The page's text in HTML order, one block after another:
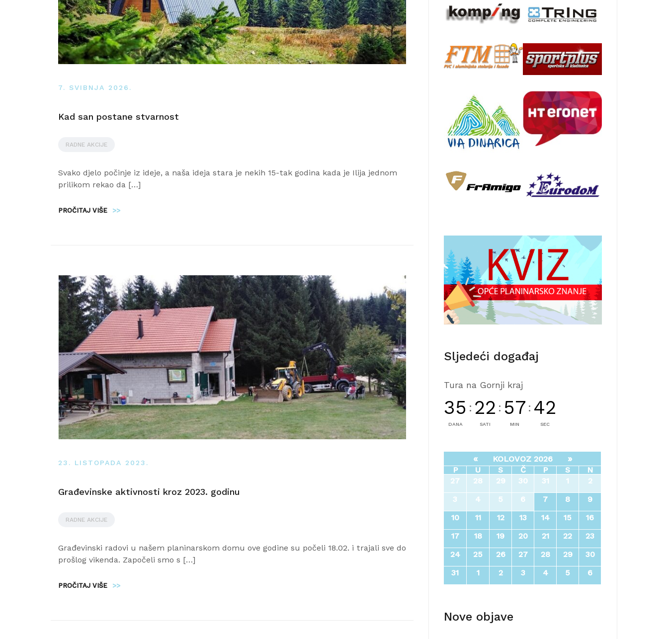
7. SVIBNJA 2026.
Kad san postane stvarnost
RADNE AKCIJE
Svako djelo počinje iz ideje, a naša ideja stara je nekih 15-tak godina kada je Ilija jednom
prilikom rekao da […]
PROČITAJ VIŠE >>
23. LISTOPADA 2023.
Građevinske aktivnosti kroz 2023. godinu
RADNE AKCIJE
Građevinski radovi u našem planinarskom domu ove godine su počeli 18.02. i trajali sve do
prošlog vikenda. Započeli smo s […]
PROČITAJ VIŠE >>
Sljedeći događaj
Tura na Gornji kraj
35
DANA
: 22
SATI
: 57
MIN
: 40
SEC
« KOLOVOZ 2026 »
P U S Č P S
N
27
28 29 30 31 1
2
3
4 5 6 7 8
9
10
11 12 13 14 15
16
17
18 19 20 21 22
23
24
25 26 27 28 29
30
31
1 2 3 4 5 6
Nove objave